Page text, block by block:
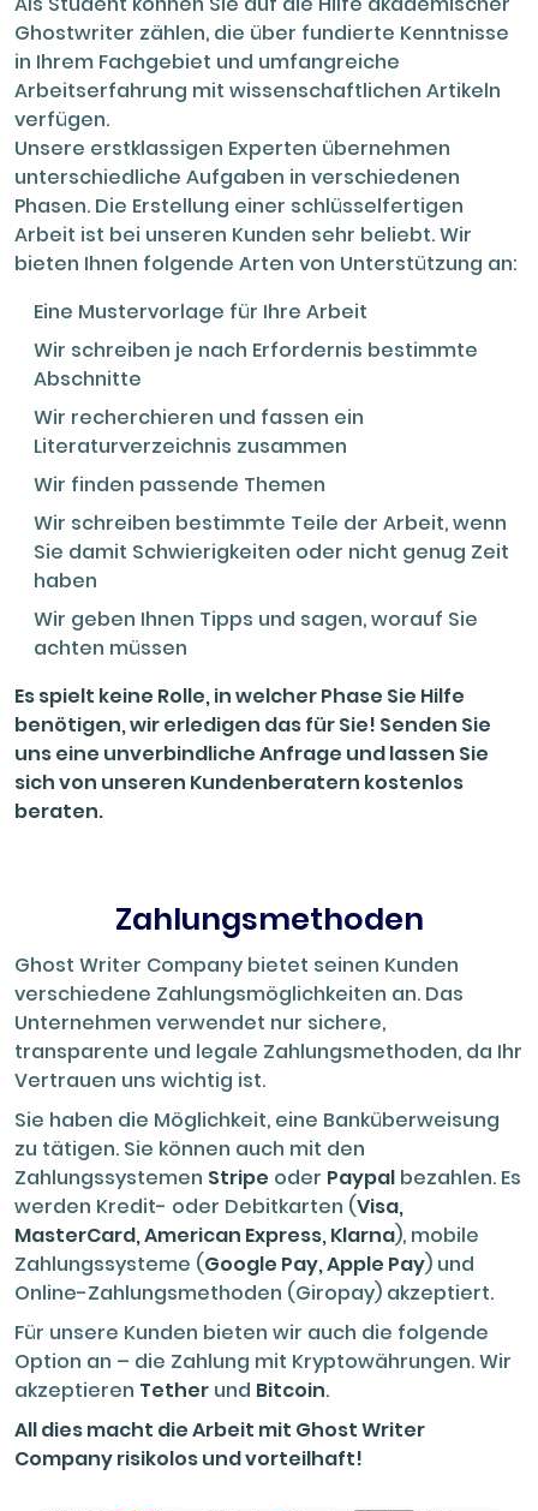
Ghostwriter zählen, die über fundierte Kenntnisse
in Ihrem Fachgebiet und umfangreiche
Arbeitserfahrung mit wissenschaftlichen Artikeln
verfügen.
Unsere erstklassigen Experten übernehmen
unterschiedliche Aufgaben in verschiedenen
Phasen. Die Erstellung einer schlüsselfertigen
Arbeit ist bei unseren Kunden sehr beliebt. Wir
bieten Ihnen folgende Arten von Unterstützung an:
Eine Mustervorlage für Ihre Arbeit
Wir schreiben je nach Erfordernis bestimmte
Abschnitte
Wir recherchieren und fassen ein
Literaturverzeichnis zusammen
Wir finden passende Themen
Wir schreiben bestimmte Teile der Arbeit, wenn
Sie damit Schwierigkeiten oder nicht genug Zeit
haben
Wir geben Ihnen Tipps und sagen, worauf Sie
achten müssen
Es spielt keine Rolle, in welcher Phase Sie Hilfe
benötigen, wir erledigen das für Sie! Senden Sie
uns eine unverbindliche Anfrage und lassen Sie
sich von unseren Kundenberatern kostenlos
beraten.
Zahlungsmethoden
Ghost Writer Company bietet seinen Kunden
verschiedene Zahlungsmöglichkeiten an. Das
Unternehmen verwendet nur sichere,
transparente und legale Zahlungsmethoden, da Ihr
Vertrauen uns wichtig ist.
Sie haben die Möglichkeit, eine Banküberweisung
zu tätigen. Sie können auch mit den
Zahlungssystemen Stripe oder Paypal bezahlen. Es
werden Kredit- oder Debitkarten (Visa,
MasterCard, American Express, Klarna), mobile
Zahlungssysteme (Google Pay, Apple Pay) und
Online-Zahlungsmethoden (Giropay) akzeptiert.
Für unsere Kunden bieten wir auch die folgende
Option an – die Zahlung mit Kryptowährungen. Wir
akzeptieren Tether und Bitcoin.
All dies macht die Arbeit mit Ghost Writer
Company risikolos und vorteilhaft!